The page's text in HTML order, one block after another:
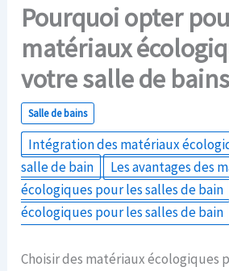
Pourquoi opter
matériaux
votre salle de
Salle de bains
Intégration des matériaux
salle de bain
Les avantages des
écologiques pour les salles de bain
écologiques pour les salles de bain
Choisir des matériaux écologiques